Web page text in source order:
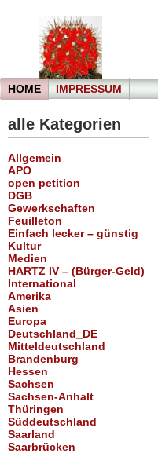
HOME IMPRESSUM
alle Kategorien
Allgemein
APO
open petition
DGB
Gewerkschaften
Feuilleton
Einfach lecker – günstig
Kultur
Medien
HARTZ IV – (Bürger-Geld)
International
Amerika
Asien
Europa
Deutschland_DE
Mitteldeutschland
Brandenburg
Hessen
Sachsen
Sachsen-Anhalt
Thüringen
Süddeutschland
Saarland
Saarbrücken